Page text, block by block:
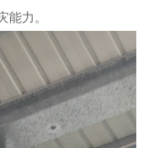
能力。